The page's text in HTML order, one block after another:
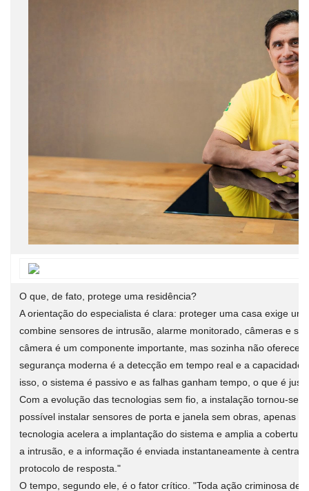
O que, de fato, protege uma residência?
A orientação do especialista é clara: proteger uma casa exige
combine sensores de intrusão, alarme monitorado, câmeras e
câmera é um componente importante, mas sozinha não oferece
segurança moderna é a detecção em tempo real e a capacidade
isso, o sistema é passivo e as falhas ganham tempo, o que é
Com a evolução das tecnologias sem fio, a instalação tornou-se
possível instalar sensores de porta e janela sem obras, apenas
tecnologia acelera a implantação do sistema e amplia a
a intrusão, e a informação é enviada instantaneamente à central
protocolo de resposta."
O tempo, segundo ele, é o fator crítico. "Toda ação criminosa